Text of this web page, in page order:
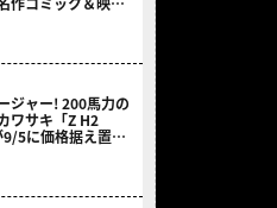
ジャー! 200馬力の
ワサキ「Z H2
5に価格据え置き